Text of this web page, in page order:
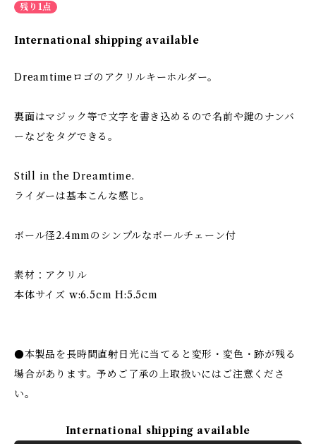
残り1点
International shipping available
Dreamtimeロゴのアクリルキーホルダー。
裏面はマジック等で文字を書き込めるので名前や鍵のナンバ
ーなどをタグできる。
Still in the Dreamtime.
ライダーは基本こんな感じ。
ボール径2.4mmのシンプルなボールチェーン付
素材：アクリル
本体サイズ w:6.5cm H:5.5cm
●本製品を長時間直射日光に当てると変形・変色・跡が残る
場合があります。予めご了承の上取扱いにはご注意くださ
い。
International shipping available